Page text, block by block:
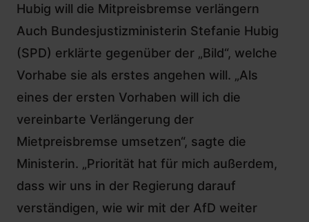
Hubig will die Mitpreisbremse verlängern
Auch Bundesjustizministerin Stefanie Hubig
(SPD) erklärte gegenüber der „Bild“, welche
Vorhabe sie als erstes angehen will. „Als
eines der ersten Vorhaben will ich die
vereinbarte Verlängerung der
Mietpreisbremse umsetzen“, sagte die
Ministerin. „Priorität hat für mich außerdem,
dass wir uns in der Regierung darauf
verständigen, wie wir mit der AfD weiter